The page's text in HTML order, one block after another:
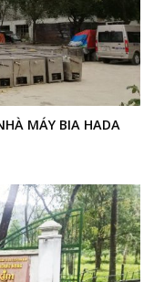
MÁY BIA HADA